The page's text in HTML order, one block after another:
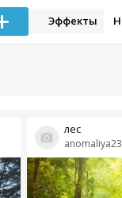
Эффекты
anomaliya23
лес